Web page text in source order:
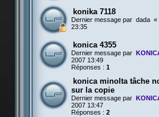
konika 7118
Dernier message par dada «
23:35
konica 4355
Dernier message par
2007 13:49
Réponses : 1
konica minolta tâche
sur la copie
Dernier message par
2007 13:47
Réponses : 2